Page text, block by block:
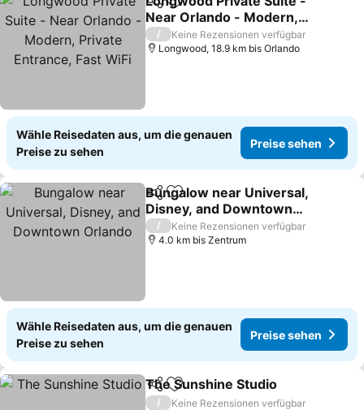
TeilenZu Favoriten hinzufügen
Near Orlando - Modern,
Private Entrance, Fast
WiFi
Preise sehen
/
Keine Rezensionen verfügbar
Longwood, 18.9 km bis Orlando
Wähle Reisedaten aus, um die genauen
Preise zu sehen
Preise sehen
TeilenZu Favoriten hinzufügen
Bungalow near Universal,
Disney, and Downtown
Orlando
Preise sehen
/
Keine Rezensionen verfügbar
4.0 km bis Zentrum
Wähle Reisedaten aus, um die genauen
Preise zu sehen
Preise sehen
TeilenZu Favoriten hinzufügen
The Sunshine Studio
/
Keine Rezensionen verfügbar